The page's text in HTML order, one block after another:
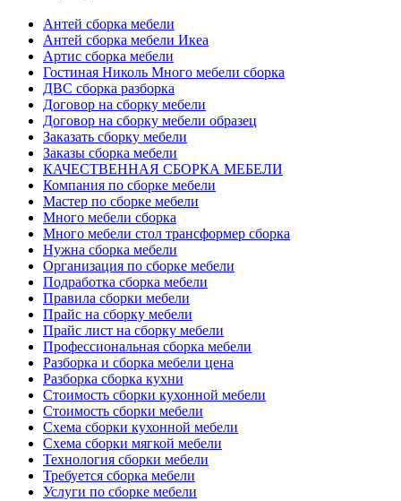
Антей сборка мебели
Антей сборка мебели Икеа
Артис сборка мебели
Гостиная Николь Много мебели сборка
ДВС сборка разборка
Договор на сборку мебели
Договор на сборку мебели образец
Заказать сборку мебели
Заказы сборка мебели
КАЧЕСТВЕННАЯ СБОРКА МЕБЕЛИ
Компания по сборке мебели
Мастер по сборке мебели
Много мебели сборка
Много мебели стол трансформер сборка
Нужна сборка мебели
Организация по сборке мебели
Подработка сборка мебели
Правила сборки мебели
Прайс на сборку мебели
Прайс лист на сборку мебели
Профессиональная сборка мебели
Разборка и сборка мебели цена
Разборка сборка кухни
Стоимость сборки кухонной мебели
Стоимость сборки мебели
Схема сборки кухонной мебели
Схема сборки мягкой мебели
Технология сборки мебели
Требуется сборка мебели
Услуги по сборке мебели